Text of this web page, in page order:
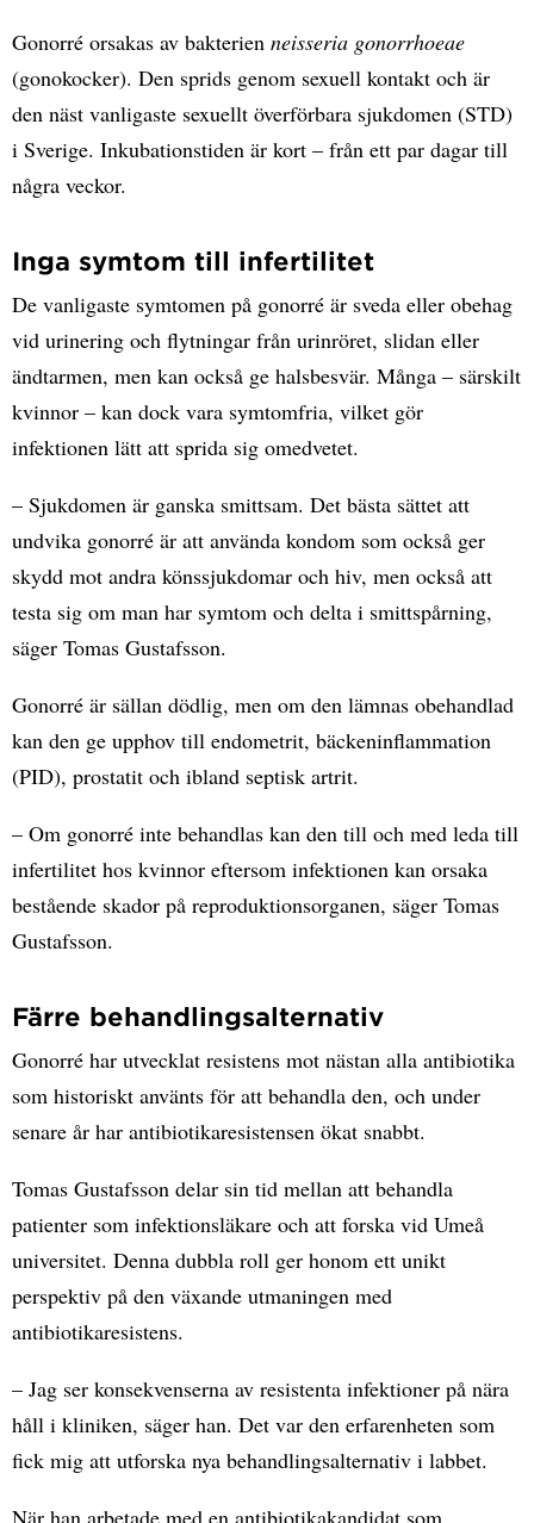
Gonorré orsakas av bakterien neisseria gonorrhoeae
(gonokocker). Den sprids genom sexuell kontakt och är
den näst vanligaste sexuellt överförbara sjukdomen (STD)
i Sverige. Inkubationstiden är kort – från ett par dagar till
några veckor.
Inga symtom till infertilitet
De vanligaste symtomen på gonorré är sveda eller obehag
vid urinering och flytningar från urinröret, slidan eller
ändtarmen, men kan också ge halsbesvär. Många – särskilt
kvinnor – kan dock vara symtomfria, vilket gör
infektionen lätt att sprida sig omedvetet.
– Sjukdomen är ganska smittsam. Det bästa sättet att
undvika gonorré är att använda kondom som också ger
skydd mot andra könssjukdomar och hiv, men också att
testa sig om man har symtom och delta i smittspårning,
säger Tomas Gustafsson.
Gonorré är sällan dödlig, men om den lämnas obehandlad
kan den ge upphov till endometrit, bäckeninflammation
(PID), prostatit och ibland septisk artrit.
– Om gonorré inte behandlas kan den till och med leda till
infertilitet hos kvinnor eftersom infektionen kan orsaka
bestående skador på reproduktionsorganen, säger Tomas
Gustafsson.
Färre behandlingsalternativ
Gonorré har utvecklat resistens mot nästan alla antibiotika
som historiskt använts för att behandla den, och under
senare år har antibiotikaresistensen ökat snabbt.
Tomas Gustafsson delar sin tid mellan att behandla
patienter som infektionsläkare och att forska vid Umeå
universitet. Denna dubbla roll ger honom ett unikt
perspektiv på den växande utmaningen med
antibiotikaresistens.
– Jag ser konsekvenserna av resistenta infektioner på nära
håll i kliniken, säger han. Det var den erfarenheten som
fick mig att utforska nya behandlingsalternativ i labbet.
När han arbetade med en antibiotikakandidat som